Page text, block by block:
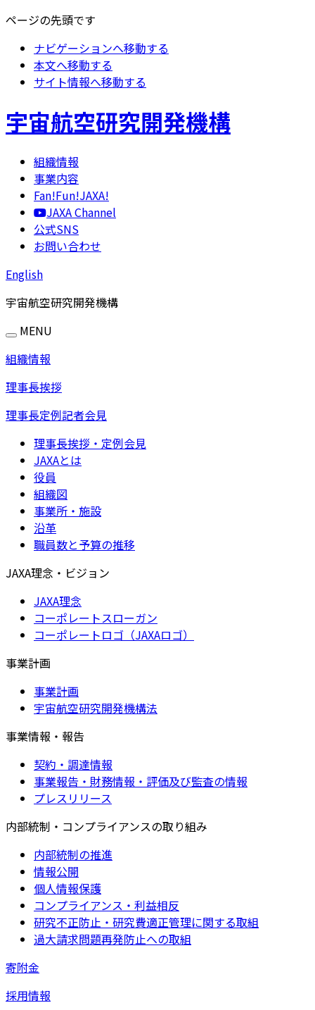
ページの先頭です
ナビゲーションへ移動する
本文へ移動する
サイト情報へ移動する
宇宙航空研究開発機構
組織情報
事業内容
Fan!Fun!JAXA!
JAXA Channel
公式SNS
お問い合わせ
English
宇宙航空研究開発機構
MENU
組織情報
理事長挨拶
理事長定例記者会見
理事長挨拶・定例会見
JAXAとは
役員
組織図
事業所・施設
沿革
職員数と予算の推移
JAXA理念・ビジョン
JAXA理念
コーポレートスローガン
コーポレートロゴ（JAXAロゴ）
事業計画
事業計画
宇宙航空研究開発機構法
事業情報・報告
契約・調達情報
事業報告・財務情報・評価及び監査の情報
プレスリリース
内部統制・コンプライアンスの取り組み
内部統制の推進
情報公開
個人情報保護
コンプライアンス・利益相反
研究不正防止・研究費適正管理に関する取組
過大請求問題再発防止への取組
寄附金
採用情報